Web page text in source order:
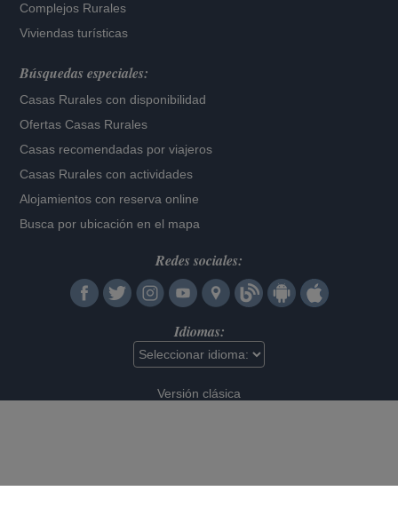
Complejos Rurales
Viviendas turísticas
Búsquedas especiales:
Casas Rurales con disponibilidad
Ofertas Casas Rurales
Casas recomendadas por viajeros
Casas Rurales con actividades
Alojamientos con reserva online
Busca por ubicación en el mapa
Redes sociales:
Idiomas:
Versión clásica